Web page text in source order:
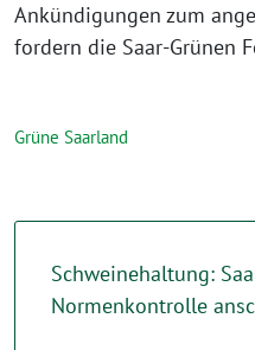
Ankündigungen zum
fordern die Saar-Grünen
Grüne Saarland
Schweinehaltung:
Normenkontrolle